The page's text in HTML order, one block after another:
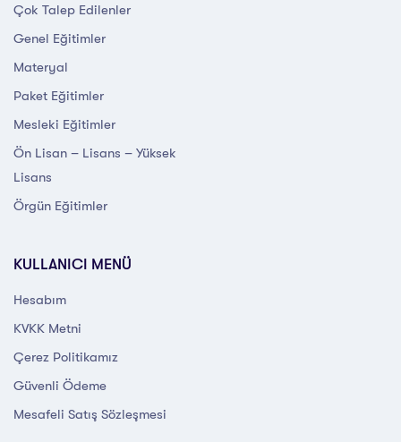
Çok Talep Edilenler
Genel Eğitimler
Materyal
Paket Eğitimler
Mesleki Eğitimler
Ön Lisan – Lisans – Yüksek
Lisans
Örgün Eğitimler
KULLANICI MENÜ
Hesabım
KVKK Metni
Çerez Politikamız
Güvenli Ödeme
Mesafeli Satış Sözleşmesi